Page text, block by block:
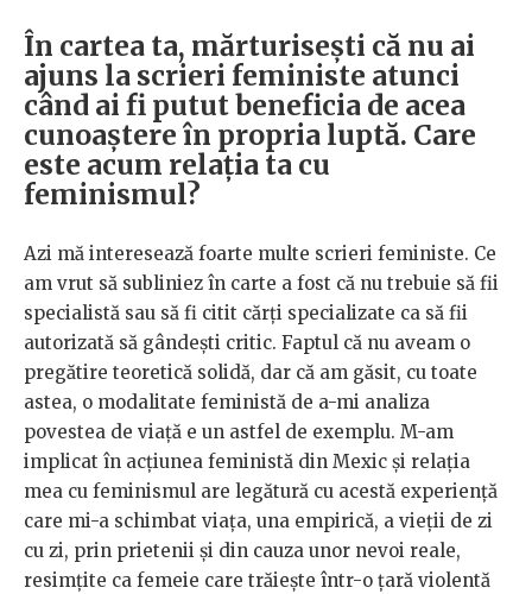
În cartea ta, mărturisești că nu ai
ajuns la scrieri feministe atunci
când ai fi putut beneficia de acea
cunoaștere în propria luptă. Care
este acum relația ta cu
feminismul?
Azi mă interesează foarte multe scrieri feministe. Ce
am vrut să subliniez în carte a fost că nu trebuie să fii
specialistă sau să fi citit cărți specializate ca să fii
autorizată să gândești critic. Faptul că nu aveam o
pregătire teoretică solidă, dar că am găsit, cu toate
astea, o modalitate feministă de a-mi analiza
povestea de viață e un astfel de exemplu. M-am
implicat în acțiunea feministă din Mexic și relația
mea cu feminismul are legătură cu acestă experiență
care mi-a schimbat viața, una empirică, a vieții de zi
cu zi, prin prietenii și din cauza unor nevoi reale,
resimțite ca femeie care trăiește într-o țară violentă